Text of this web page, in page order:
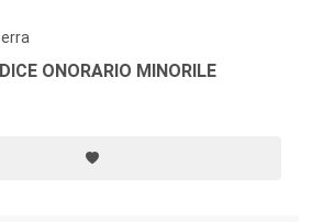
ONORARIO MINORILE